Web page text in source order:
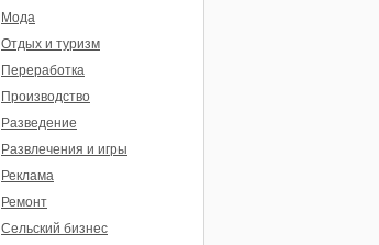
Мода
Отдых и туризм
Переработка
Производство
Разведение
Развлечения и игры
Реклама
Ремонт
Сельский бизнес